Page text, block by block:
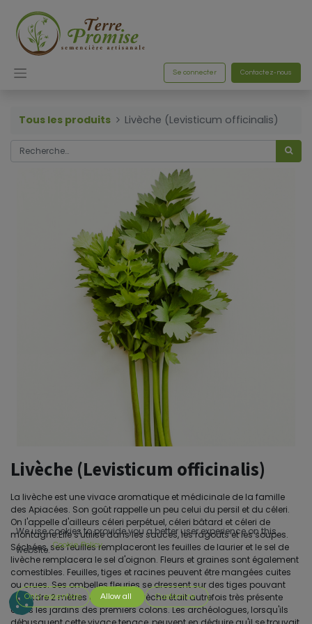
Se connecter Contactez-nous
Tous les produits Livèche (Levisticum officinalis)
Livèche (Levisticum officinalis)
La livèche est une vivace aromatique et médicinale de la famille
des Apiacées. Son goût rappelle un peu celui du persil et du céleri.
On l'appelle d'ailleurs céleri perpétuel, céleri bâtard et céleri de
montagne.Elle s'utilise dans les sauces, les ragoûts et les soupes.
Séchées, ses feuilles remplaceront les feuilles de laurier et le sel de
livèche remplacera le sel d'oignon. Fleurs et graines sont également
comestibles. Feuilles, tiges et racines peuvent être mangées cuites
ou crues. Ses ombelles fleuries se dressent sur des tiges pouvant
atteindre 2 mètres dehaut.La
livèche était autrefois très présente
dans les jardins des premiers colons. Les archéologues, lorsqu'ils
We use cookies to provide you a better user experience on this
website. Cookie Policy
Only essentials Allow all Customize